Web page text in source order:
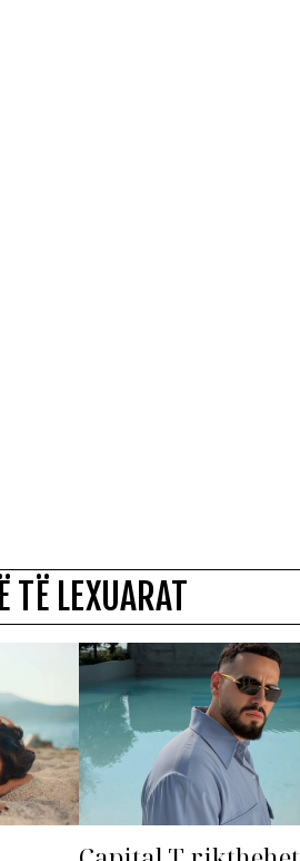
TË LEXUARAT